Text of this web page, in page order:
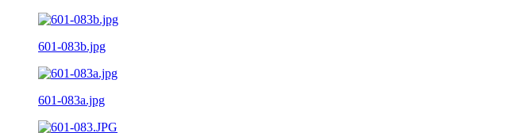
601-083b.jpg
601-083a.jpg